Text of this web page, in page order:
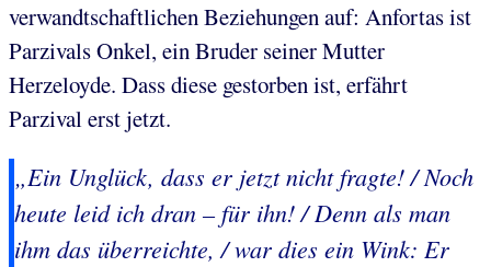
verwandtschaftlichen Beziehungen auf: Anfortas ist
Parzivals Onkel, ein Bruder seiner Mutter
Herzeloyde. Dass diese gestorben ist, erfährt
Parzival erst jetzt.
„Ein Unglück, dass er jetzt nicht fragte! / Noch
heute leid ich dran – für ihn! / Denn als man
ihm das überreichte, / war dies ein Wink: Er